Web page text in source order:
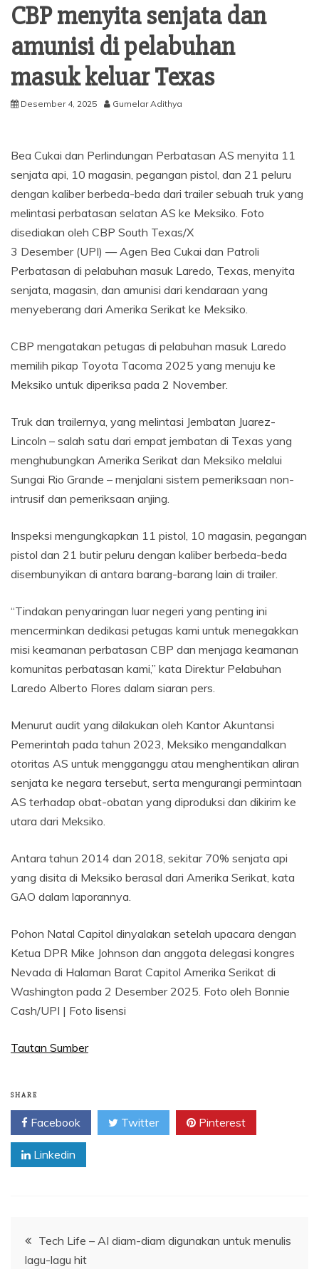
CBP menyita senjata dan
amunisi di pelabuhan
masuk keluar Texas
Desember 4, 2025 Gumelar Adithya
Bea Cukai dan Perlindungan Perbatasan AS menyita 11
senjata api, 10 magasin, pegangan pistol, dan 21 peluru
dengan kaliber berbeda-beda dari trailer sebuah truk yang
melintasi perbatasan selatan AS ke Meksiko. Foto
disediakan oleh CBP South Texas/X
3 Desember (UPI) —Agen Bea Cukai dan Patroli
Perbatasan di pelabuhan masuk Laredo, Texas, menyita
senjata, magasin, dan amunisi dari kendaraan yang
menyeberang dari Amerika Serikat ke Meksiko.
CBP mengatakan petugas di pelabuhan masuk Laredo
memilih pikap Toyota Tacoma 2025 yang menuju ke
Meksiko untuk diperiksa pada 2 November.
Truk dan trailernya, yang melintasi Jembatan Juarez-
Lincoln – salah satu dari empat jembatan di Texas yang
menghubungkan Amerika Serikat dan Meksiko melalui
Sungai Rio Grande – menjalani sistem pemeriksaan non-
intrusif dan pemeriksaan anjing.
Inspeksi mengungkapkan 11 pistol, 10 magasin, pegangan
pistol dan 21 butir peluru dengan kaliber berbeda-beda
disembunyikan di antara barang-barang lain di trailer.
“Tindakan penyaringan luar negeri yang penting ini
mencerminkan dedikasi petugas kami untuk menegakkan
misi keamanan perbatasan CBP dan menjaga keamanan
komunitas perbatasan kami,” kata Direktur Pelabuhan
Laredo Alberto Flores dalam siaran pers.
Menurut audit yang dilakukan oleh Kantor Akuntansi
Pemerintah pada tahun 2023, Meksiko mengandalkan
otoritas AS untuk mengganggu atau menghentikan aliran
senjata ke negara tersebut, serta mengurangi permintaan
AS terhadap obat-obatan yang diproduksi dan dikirim ke
utara dari Meksiko.
Antara tahun 2014 dan 2018, sekitar 70% senjata api
yang disita di Meksiko berasal dari Amerika Serikat, kata
GAO dalam laporannya.
Pohon Natal Capitol dinyalakan setelah upacara dengan
Ketua DPR Mike Johnson dan anggota delegasi kongres
Nevada di Halaman Barat Capitol Amerika Serikat di
Washington pada 2 Desember 2025. Foto oleh Bonnie
Cash/UPI | Foto lisensi
Tautan Sumber
SHARE
Facebook Twitter Pinterest
Linkedin
Navigasi
Tech Life – AI diam-diam digunakan untuk menulis
lagu-lagu hit